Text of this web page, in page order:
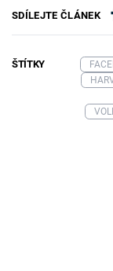
SDÍLEJTE ČLÁNEK
ŠTÍTKY